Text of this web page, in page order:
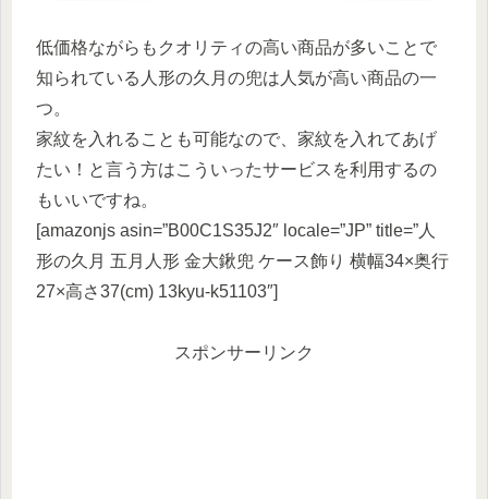
低価格ながらもクオリティの高い商品が多いことで
知られている人形の久月の兜は人気が高い商品の一
つ。
家紋を入れることも可能なので、家紋を入れてあげ
たい！と言う方はこういったサービスを利用するの
もいいですね。
[amazonjs asin=”B00C1S35J2″ locale=”JP” title=”人
形の久月 五月人形 金大鍬兜 ケース飾り 横幅34×奥行
27×高さ37(cm) 13kyu-k51103″]
スポンサーリンク